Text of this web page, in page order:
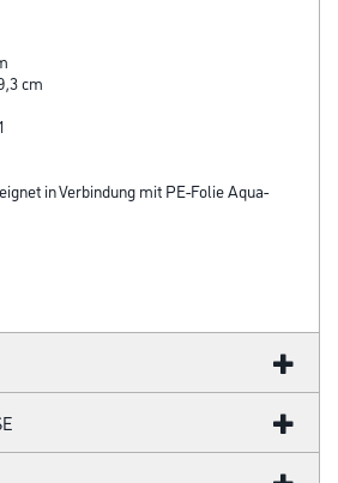
cm
in Verbindung mit PE-Folie Aqua-